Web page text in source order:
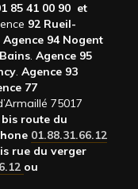
85 41 00 90 et
92 Rueil-
Agence 94 Nogent
. Agence 95
. Agence 93
77
75017
bis route du
01.88.31.66.12
rue du verger
ou